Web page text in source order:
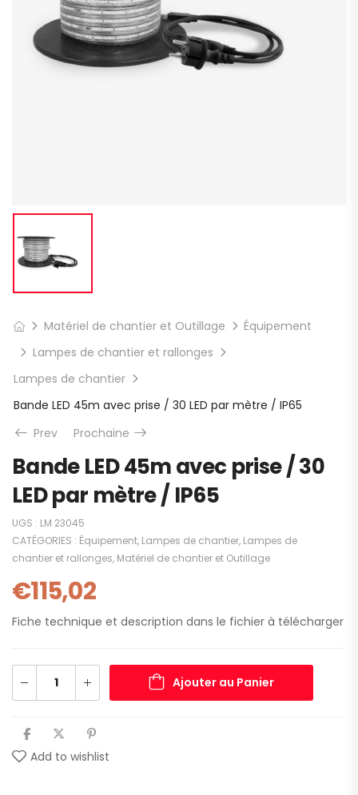
Matériel de chantier et Outillage
Équipement
Lampes de chantier et rallonges
Lampes de chantier
Bande LED 45m avec prise / 30 LED par mètre / IP65
Prev
Prochaine
Bande LED 45m avec prise / 30
LED par mètre / IP65
UGS : LM 23045
CATÉGORIES : Équipement, Lampes de chantier, Lampes de
chantier et rallonges, Matériel de chantier et Outillage
€115,02
Fiche technique et description dans le fichier à télécharger
Ajouter au Panier
Add to wishlist